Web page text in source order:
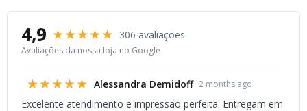
4,9 ★★★★★ 306 avaliações
Avaliações da nossa loja no Google
★★★★★ Alessandra Demidoff 2 months ago
Excelente atendimento e impressão perfeita. Entregam em